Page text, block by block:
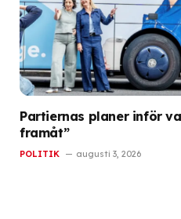
Partiernas planer inför
framåt”
POLITIK augusti 3, 2026